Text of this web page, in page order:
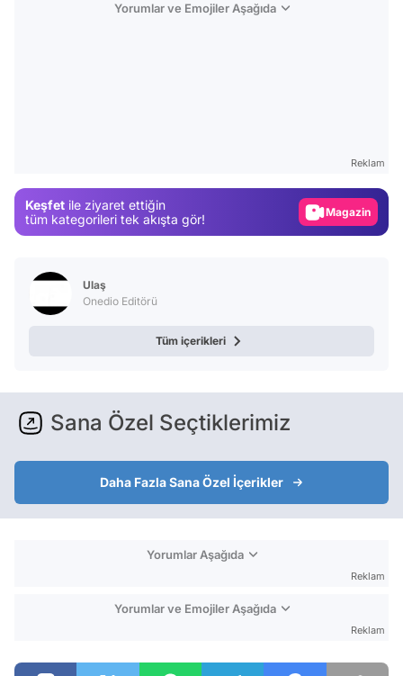
Yorumlar ve Emojiler Aşağıda
Reklam
Keşfet ile ziyaret ettiğin
tüm kategorileri tek akışta gör!
Magazin
Ulaş
Onedio Editörü
Tüm içerikleri
Sana Özel Seçtiklerimiz
Daha Fazla Sana Özel İçerikler
Yorumlar Aşağıda
Reklam
Yorumlar ve Emojiler Aşağıda
Reklam